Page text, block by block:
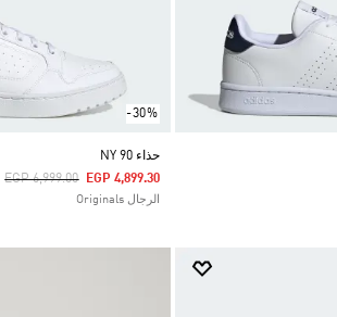
-30%
حذاء NY 90
Price Reduced From
EGP 6,999.00ToEGP 4,899.30
الرجال Originals